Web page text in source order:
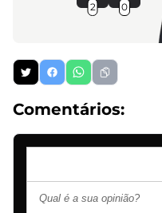
2 0
Comentários: